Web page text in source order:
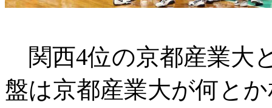
関西4位の京都産業大
盤は京都産業大が何と